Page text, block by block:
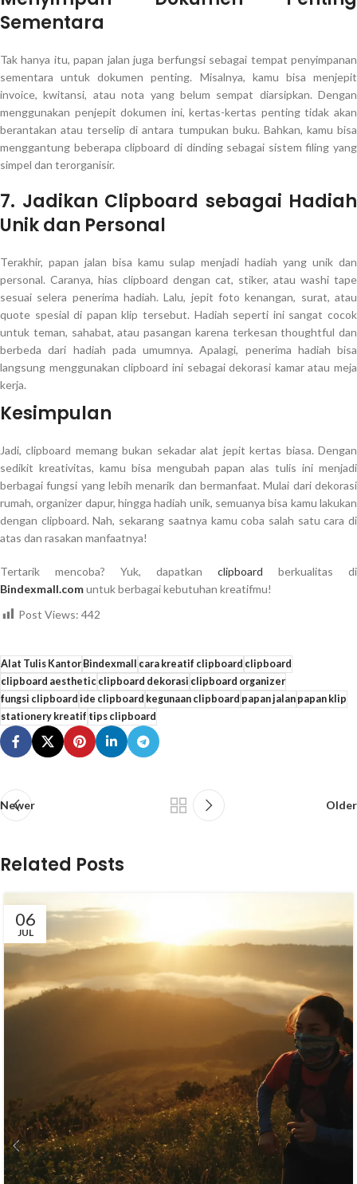
Sementara
Tak hanya itu, papan jalan juga berfungsi sebagai tempat penyimpanan
sementara untuk dokumen penting. Misalnya, kamu bisa menjepit
invoice, kwitansi, atau nota yang belum sempat diarsipkan. Dengan
menggunakan penjepit dokumen ini, kertas-kertas penting tidak akan
berantakan atau terselip di antara tumpukan buku. Bahkan, kamu bisa
menggantung beberapa clipboard di dinding sebagai sistem filing yang
simpel dan terorganisir.
7. Jadikan Clipboard sebagai Hadiah
Unik dan Personal
Terakhir, papan jalan bisa kamu sulap menjadi hadiah yang unik dan
personal. Caranya, hias clipboard dengan cat, stiker, atau washi tape
sesuai selera penerima hadiah. Lalu, jepit foto kenangan, surat, atau
quote spesial di papan klip tersebut. Hadiah seperti ini sangat cocok
untuk teman, sahabat, atau pasangan karena terkesan thoughtful dan
berbeda dari hadiah pada umumnya. Apalagi, penerima hadiah bisa
langsung menggunakan clipboard ini sebagai dekorasi kamar atau meja
kerja.
Kesimpulan
Jadi, clipboard memang bukan sekadar alat jepit kertas biasa. Dengan
sedikit kreativitas, kamu bisa mengubah papan alas tulis ini menjadi
berbagai fungsi yang lebih menarik dan bermanfaat. Mulai dari dekorasi
rumah, organizer dapur, hingga hadiah unik, semuanya bisa kamu lakukan
dengan clipboard. Nah, sekarang saatnya kamu coba salah satu cara di
atas dan rasakan manfaatnya!
Tertarik mencoba? Yuk, dapatkan clipboard berkualitas di
Bindexmall.comuntuk berbagai kebutuhan kreatifmu!
Post Views: 442
Alat Tulis KantorBindexmall cara kreatif clipboard clipboard
clipboard aestheticclipboard dekorasi clipboard organizer
fungsi clipboard ide clipboard kegunaan clipboard papan jalanpapan klip
stationery kreatif tips clipboard
Newer Older
Related Posts
06
JUL